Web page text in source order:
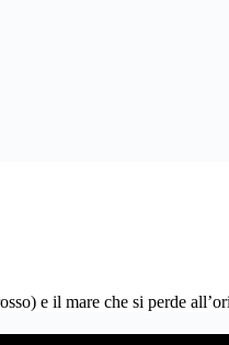
e il mare che si perde